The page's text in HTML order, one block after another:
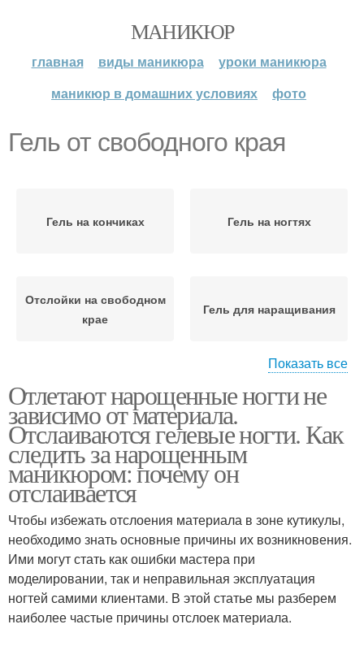
МАНИКЮР
главная виды маникюра
уроки маникюра
маникюр в домашних условиях
фото
Гель от свободного края
Гель на кончиках Гель на ногтях
Отслойки на свободном
крае
Гель для наращивания
крае
крае
Показать все
Отлетают нарощенные ногти не
зависимо от материала.
Отслаиваются гелевые ногти. Как
следить за нарощенным
маникюром: почему он
отслаивается
Чтобы избежать отслоения материала в зоне кутикулы,
необходимо знать основные причины их возникновения.
Ими могут стать как ошибки мастера при
моделировании, так и неправильная эксплуатация
ногтей самими клиентами. В этой статье мы разберем
наиболее частые причины отслоек материала.